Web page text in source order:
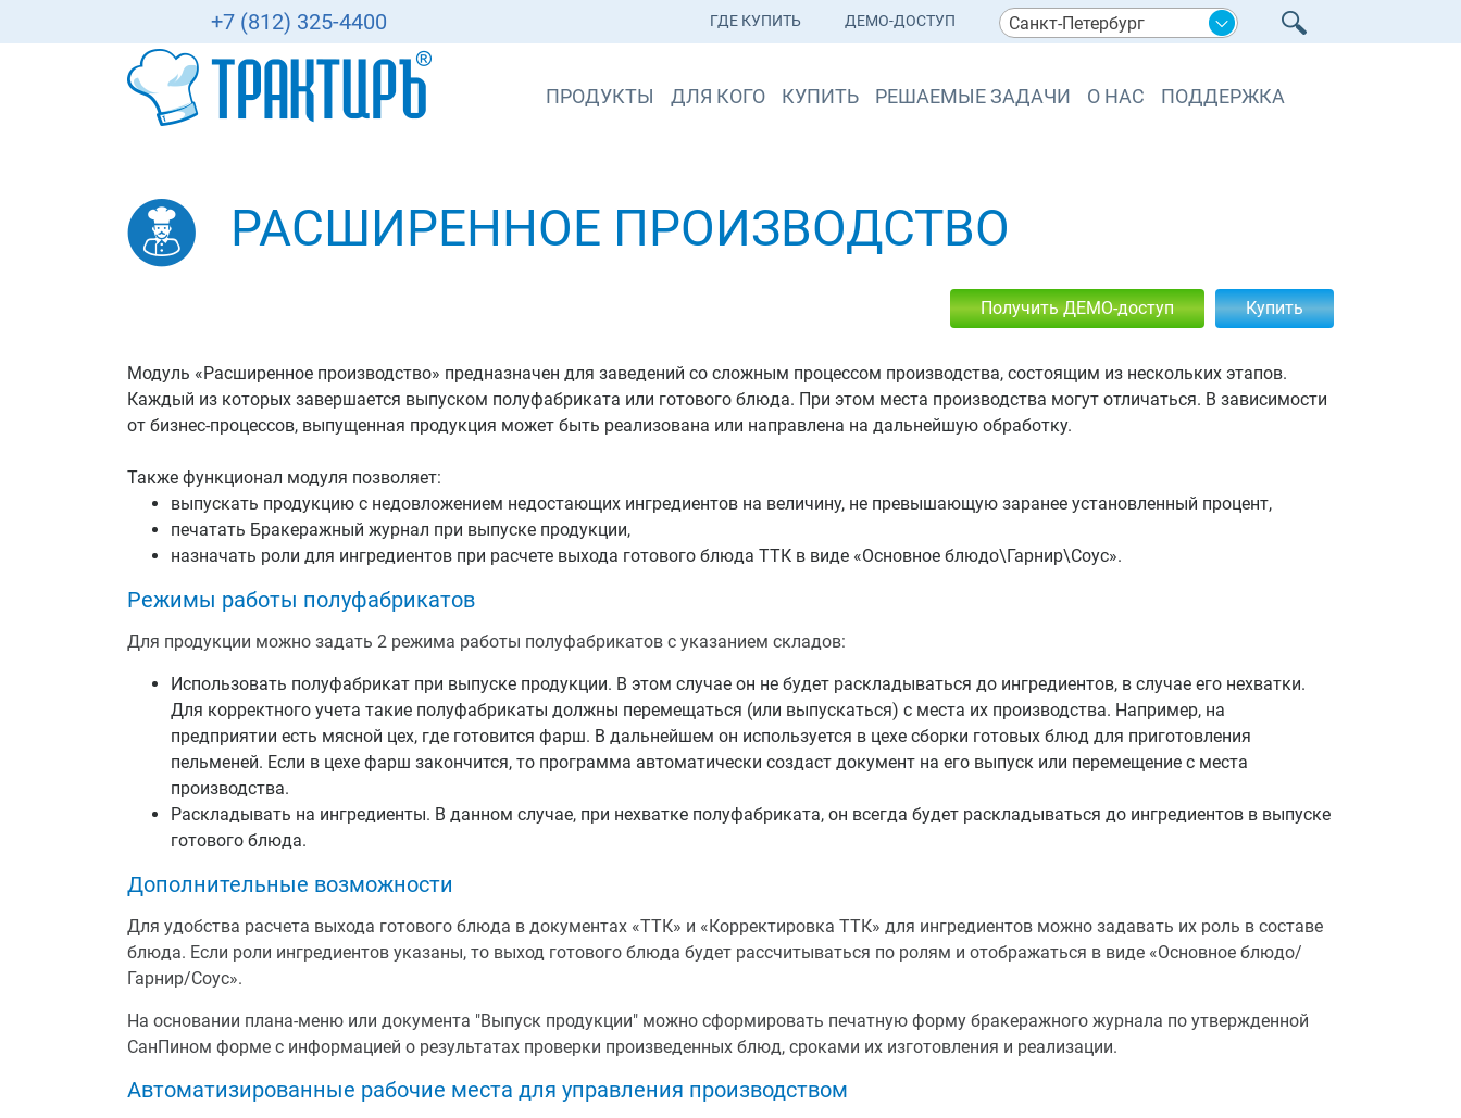
+7 (812) 325-4400 ГДЕ КУПИТЬ ДЕМО-ДОСТУП Санкт-Петербург
ПРОДУКТЫ ДЛЯ КОГО КУПИТЬ РЕШАЕМЫЕ ЗАДАЧИ О НАС ПОДДЕРЖКА
РАСШИРЕННОЕ ПРОИЗВОДСТВО
Получить ДЕМО-доступ Купить
Модуль «Расширенное производство» предназначен для заведений со сложным процессом производства, состоящим из нескольких этапов.
Каждый из которых завершается выпуском полуфабриката или готового блюда. При этом места производства могут отличаться. В зависимости
от бизнес-процессов, выпущенная продукция может быть реализована или направлена на дальнейшую обработку.
Также функционал модуля позволяет:
выпускать продукцию с недовложением недостающих ингредиентов на величину, не превышающую заранее установленный процент,
печатать Бракеражный журнал при выпуске продукции,
назначать роли для ингредиентов при расчете выхода готового блюда ТТК в виде «Основное блюдо\Гарнир\Соус».
Режимы работы полуфабрикатов
Для продукции можно задать 2 режима работы полуфабрикатов с указанием складов:
Использовать полуфабрикат при выпуске продукции. В этом случае он не будет раскладываться до ингредиентов, в случае его нехватки.
Для корректного учета такие полуфабрикаты должны перемещаться (или выпускаться) с места их производства. Например, на
предприятии есть мясной цех, где готовится фарш. В дальнейшем он используется в цехе сборки готовых блюд для приготовления
пельменей. Если в цехе фарш закончится, то программа автоматически создаст документ на его выпуск или перемещение с места
производства.
Раскладывать на ингредиенты. В данном случае, при нехватке полуфабриката, он всегда будет раскладываться до ингредиентов в выпуске
готового блюда.
Дополнительные возможности
Для удобства расчета выхода готового блюда в документах «ТТК» и «Корректировка ТТК» для ингредиентов можно задавать их роль в составе
блюда. Если роли ингредиентов указаны, то выход готового блюда будет рассчитываться по ролям и отображаться в виде «Основное блюдо/
Гарнир/Соус».
На основании плана-меню или документа "Выпуск продукции" можно сформировать печатную форму бракеражного журнала по утвержденной
СанПином форме с информацией о результатах проверки произведенных блюд, сроками их изготовления и реализации.
Автоматизированные рабочие места для управления производством